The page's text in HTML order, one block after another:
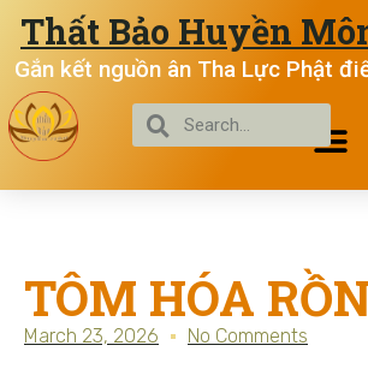
Thất Bảo Huyền
Gắn kết nguồn ân Tha Lực Phật
TÔM HÓA
March 23, 2026 No Comments